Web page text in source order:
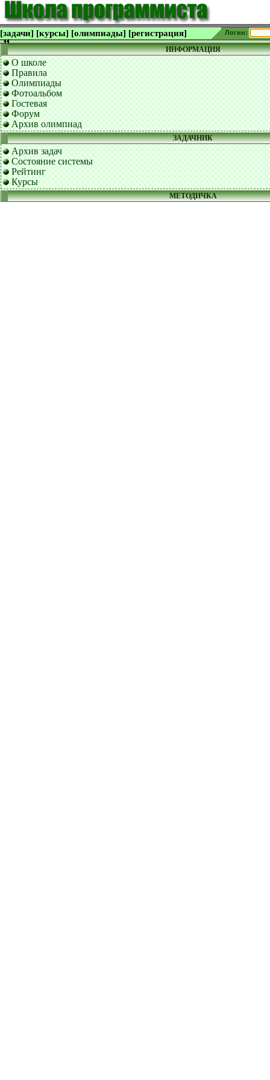
[задачи] [курсы] [олимпиады] [регистрация] Логин:
ИНФОРМАЦИЯ
О школе
Правила
Олимпиады
Фотоальбом
Гостевая
Форум
Архив олимпиад
ЗАДАЧНИК
Архив задач
Состояние системы
Рейтинг
Курсы
МЕТОДИЧКА